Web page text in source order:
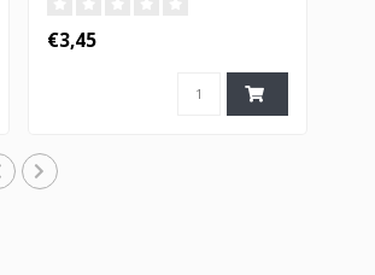
€3,45